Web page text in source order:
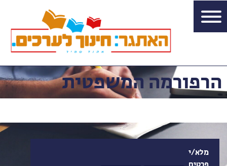
הרפורמה המשפטית
מלא/י